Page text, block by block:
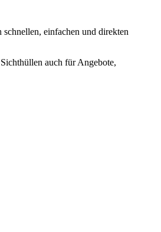
einfachen und direkten
auch für Angebote,